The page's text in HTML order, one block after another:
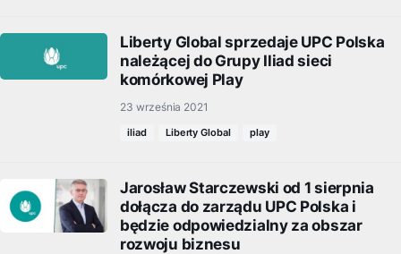
Liberty Global sprzedaje UPC Polska
należącej do Grupy Iliad sieci
komórkowej Play
23 września 2021
iliad Liberty Global play
Jarosław Starczewski od 1 sierpnia
dołącza do zarządu UPC Polska i
będzie odpowiedzialny za obszar
rozwoju biznesu